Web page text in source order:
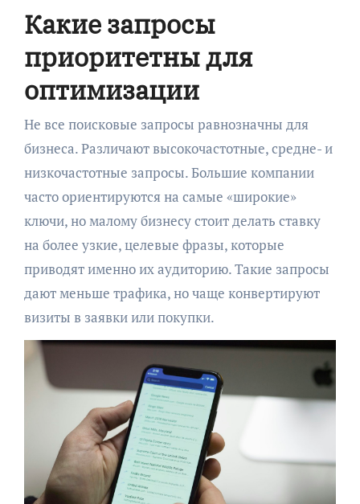
Какие запросы
приоритетны для
оптимизации
Не все поисковые запросы равнозначны для
бизнеса. Различают высокочастотные, средне- и
низкочастотные запросы. Большие компании
часто ориентируются на самые «широкие»
ключи, но малому бизнесу стоит делать ставку
на более узкие, целевые фразы, которые
приводят именно их аудиторию. Такие запросы
дают меньше трафика, но чаще конвертируют
визиты в заявки или покупки.